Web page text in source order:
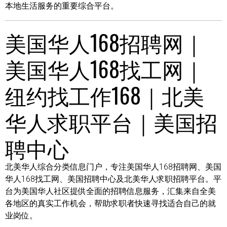
本地生活服务的重要综合平台。
美国华人168招聘网｜
美国华人168找工网｜
纽约找工作168｜北美
华人求职平台｜美国招
聘中心
北美华人综合分类信息门户，专注美国华人168招聘网、美国
华人168找工网、美国招聘中心及北美华人求职招聘平台。平
台为美国华人社区提供全面的招聘信息服务，汇集来自全美
各地区的真实工作机会，帮助求职者快速寻找适合自己的就
业岗位。